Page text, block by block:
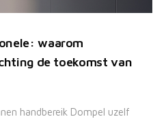
waarom
de toekomst van
handbereik Dompel uzelf